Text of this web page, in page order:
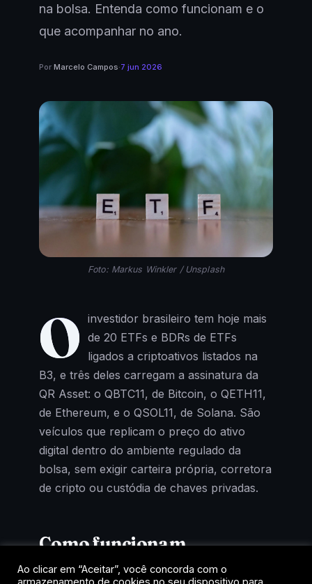
na bolsa. Entenda como funcionam e o
que acompanhar no ano.
Por Marcelo Campos·7 jun 2026
Foto: Markus Winkler / Unsplash
O investidor brasileiro tem hoje mais
de 20 ETFs e BDRs de ETFs
ligados a criptoativos listados na
B3, e três deles carregam a assinatura da
QR Asset: o QBTC11, de Bitcoin, o QETH11,
de Ethereum, e o QSOL11, de Solana. São
veículos que replicam o preço do ativo
digital dentro do ambiente regulado da
bolsa, sem exigir carteira própria, corretora
de cripto ou custódia de chaves privadas.
Como funcionam
Cada cota representa uma fração de um
Ao clicar em “Aceitar”, você concorda com o